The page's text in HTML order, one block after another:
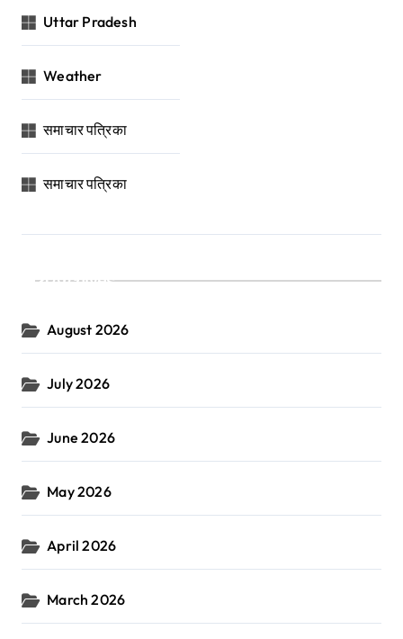
Uttar Pradesh
Weather
समाचार पत्रिका
समाचार पत्रिका
Archives
August 2026
July 2026
June 2026
May 2026
April 2026
March 2026